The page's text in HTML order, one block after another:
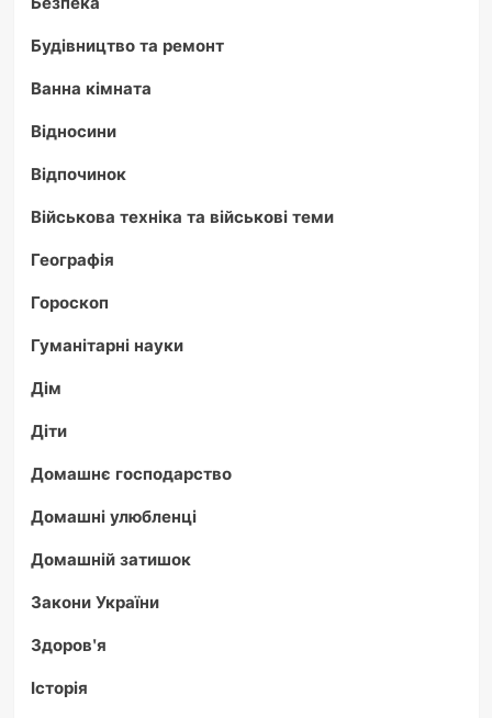
Будівництво та ремонт
Ванна кімната
Відносини
Відпочинок
Військова техніка та військові теми
Географія
Гороскоп
Гуманітарні науки
Дім
Діти
Домашнє господарство
Домашні улюбленці
Домашній затишок
Закони України
Здоров'я
Історія